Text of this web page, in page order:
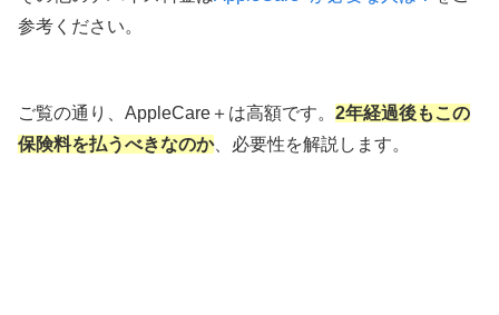
参考ください。
ご覧の通り、AppleCare＋は高額です。 2年経過後もこの
保険料を払うべきなのか、必要性を解説します。